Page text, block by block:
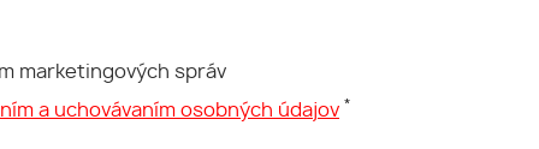
marketingových správ
a uchovávaním osobných údajov *